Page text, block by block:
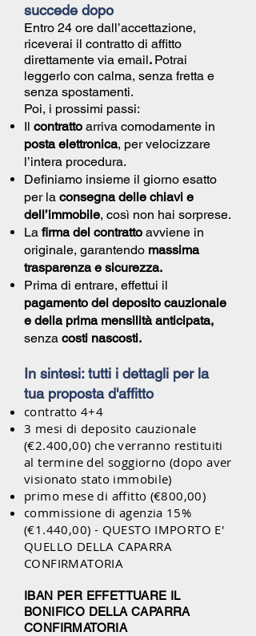
succede dopo
Entro 24 ore dall’accettazione,
riceverai il contratto di affitto
direttamente via email. Potrai
leggerlo con calma, senza fretta e
senza spostamenti.
Poi, i prossimi passi:
Il contratto arriva comodamente in
posta elettronica, per velocizzare
l’intera procedura.
Definiamo insieme il giorno esatto
per la consegna delle chiavi e
dell’immobile, così non hai sorprese.
La firma del contratto avviene in
originale, garantendo massima
trasparenza e sicurezza.
Prima di entrare, effettui il
pagamento del deposito cauzionale
e della prima mensilità anticipata,
senza costi nascosti.
In sintesi: tutti i dettagli per la
tua proposta d'affitto
contratto 4+4
3 mesi di deposito cauzionale
(€2.400,00) che verranno restituiti
al termine del soggiorno (dopo aver
visionato stato immobile)
primo mese di affitto (€800,00)
commissione di agenzia 15%
(€1.440,00) - QUESTO IMPORTO E'
QUELLO DELLA CAPARRA
CONFIRMATORIA
IBAN PER EFFETTUARE IL
BONIFICO DELLA CAPARRA
CONFIRMATORIA